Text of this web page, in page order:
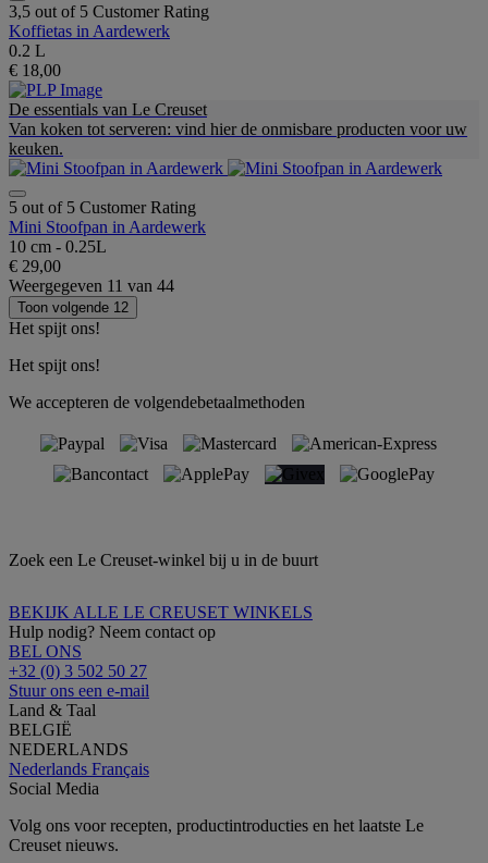
3,5 out of 5 Customer Rating
Koffietas in Aardewerk
0.2 L
€ 18,00
De essentials van Le Creuset
Van koken tot serveren: vind hier de onmisbare producten voor uw
keuken.
5 out of 5 Customer Rating
Mini Stoofpan in Aardewerk
10 cm - 0.25L
€ 29,00
Weergegeven 11 van 44
Toon volgende 12
Het spijt ons!
Het spijt ons!
We accepteren de volgendebetaalmethoden
Zoek een Le Creuset-winkel bij u in de buurt
BEKIJK ALLE LE CREUSET WINKELS
Hulp nodig? Neem contact op
BEL ONS
+32 (0) 3 502 50 27
Stuur ons een e-mail
Land & Taal
BELGIË
NEDERLANDS
Nederlands Français
Social Media
Volg ons voor recepten, productintroducties en het laatste Le
Creuset nieuws.